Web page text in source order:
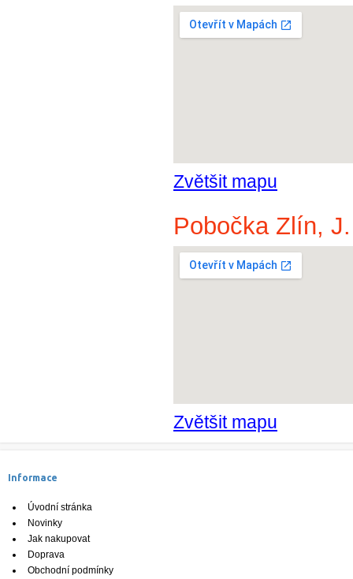
Zvětšit mapu
Pobočka Zlín,
Zvětšit mapu
Informace
Úvodní stránka
Novinky
Jak nakupovat
Doprava
Obchodní podmínky